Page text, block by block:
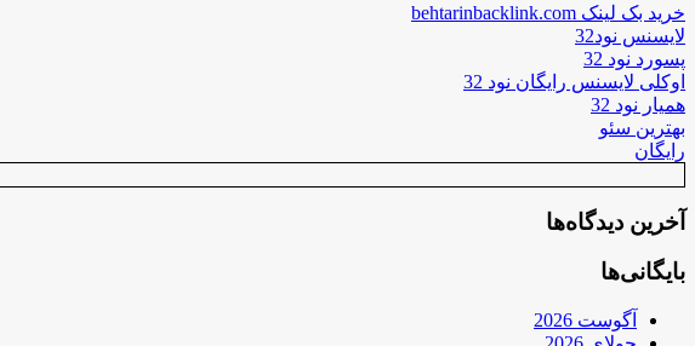
خرید بک لینک behtarinbacklink.com
لایسنس نود32
پسورد نود 32
اوکلی لایسنس رایگان نود 32
همیار نود 32
بهترین سئو
رایگان
آخرین دیدگاه‌ها
بایگانی‌ها
آگوست 2026